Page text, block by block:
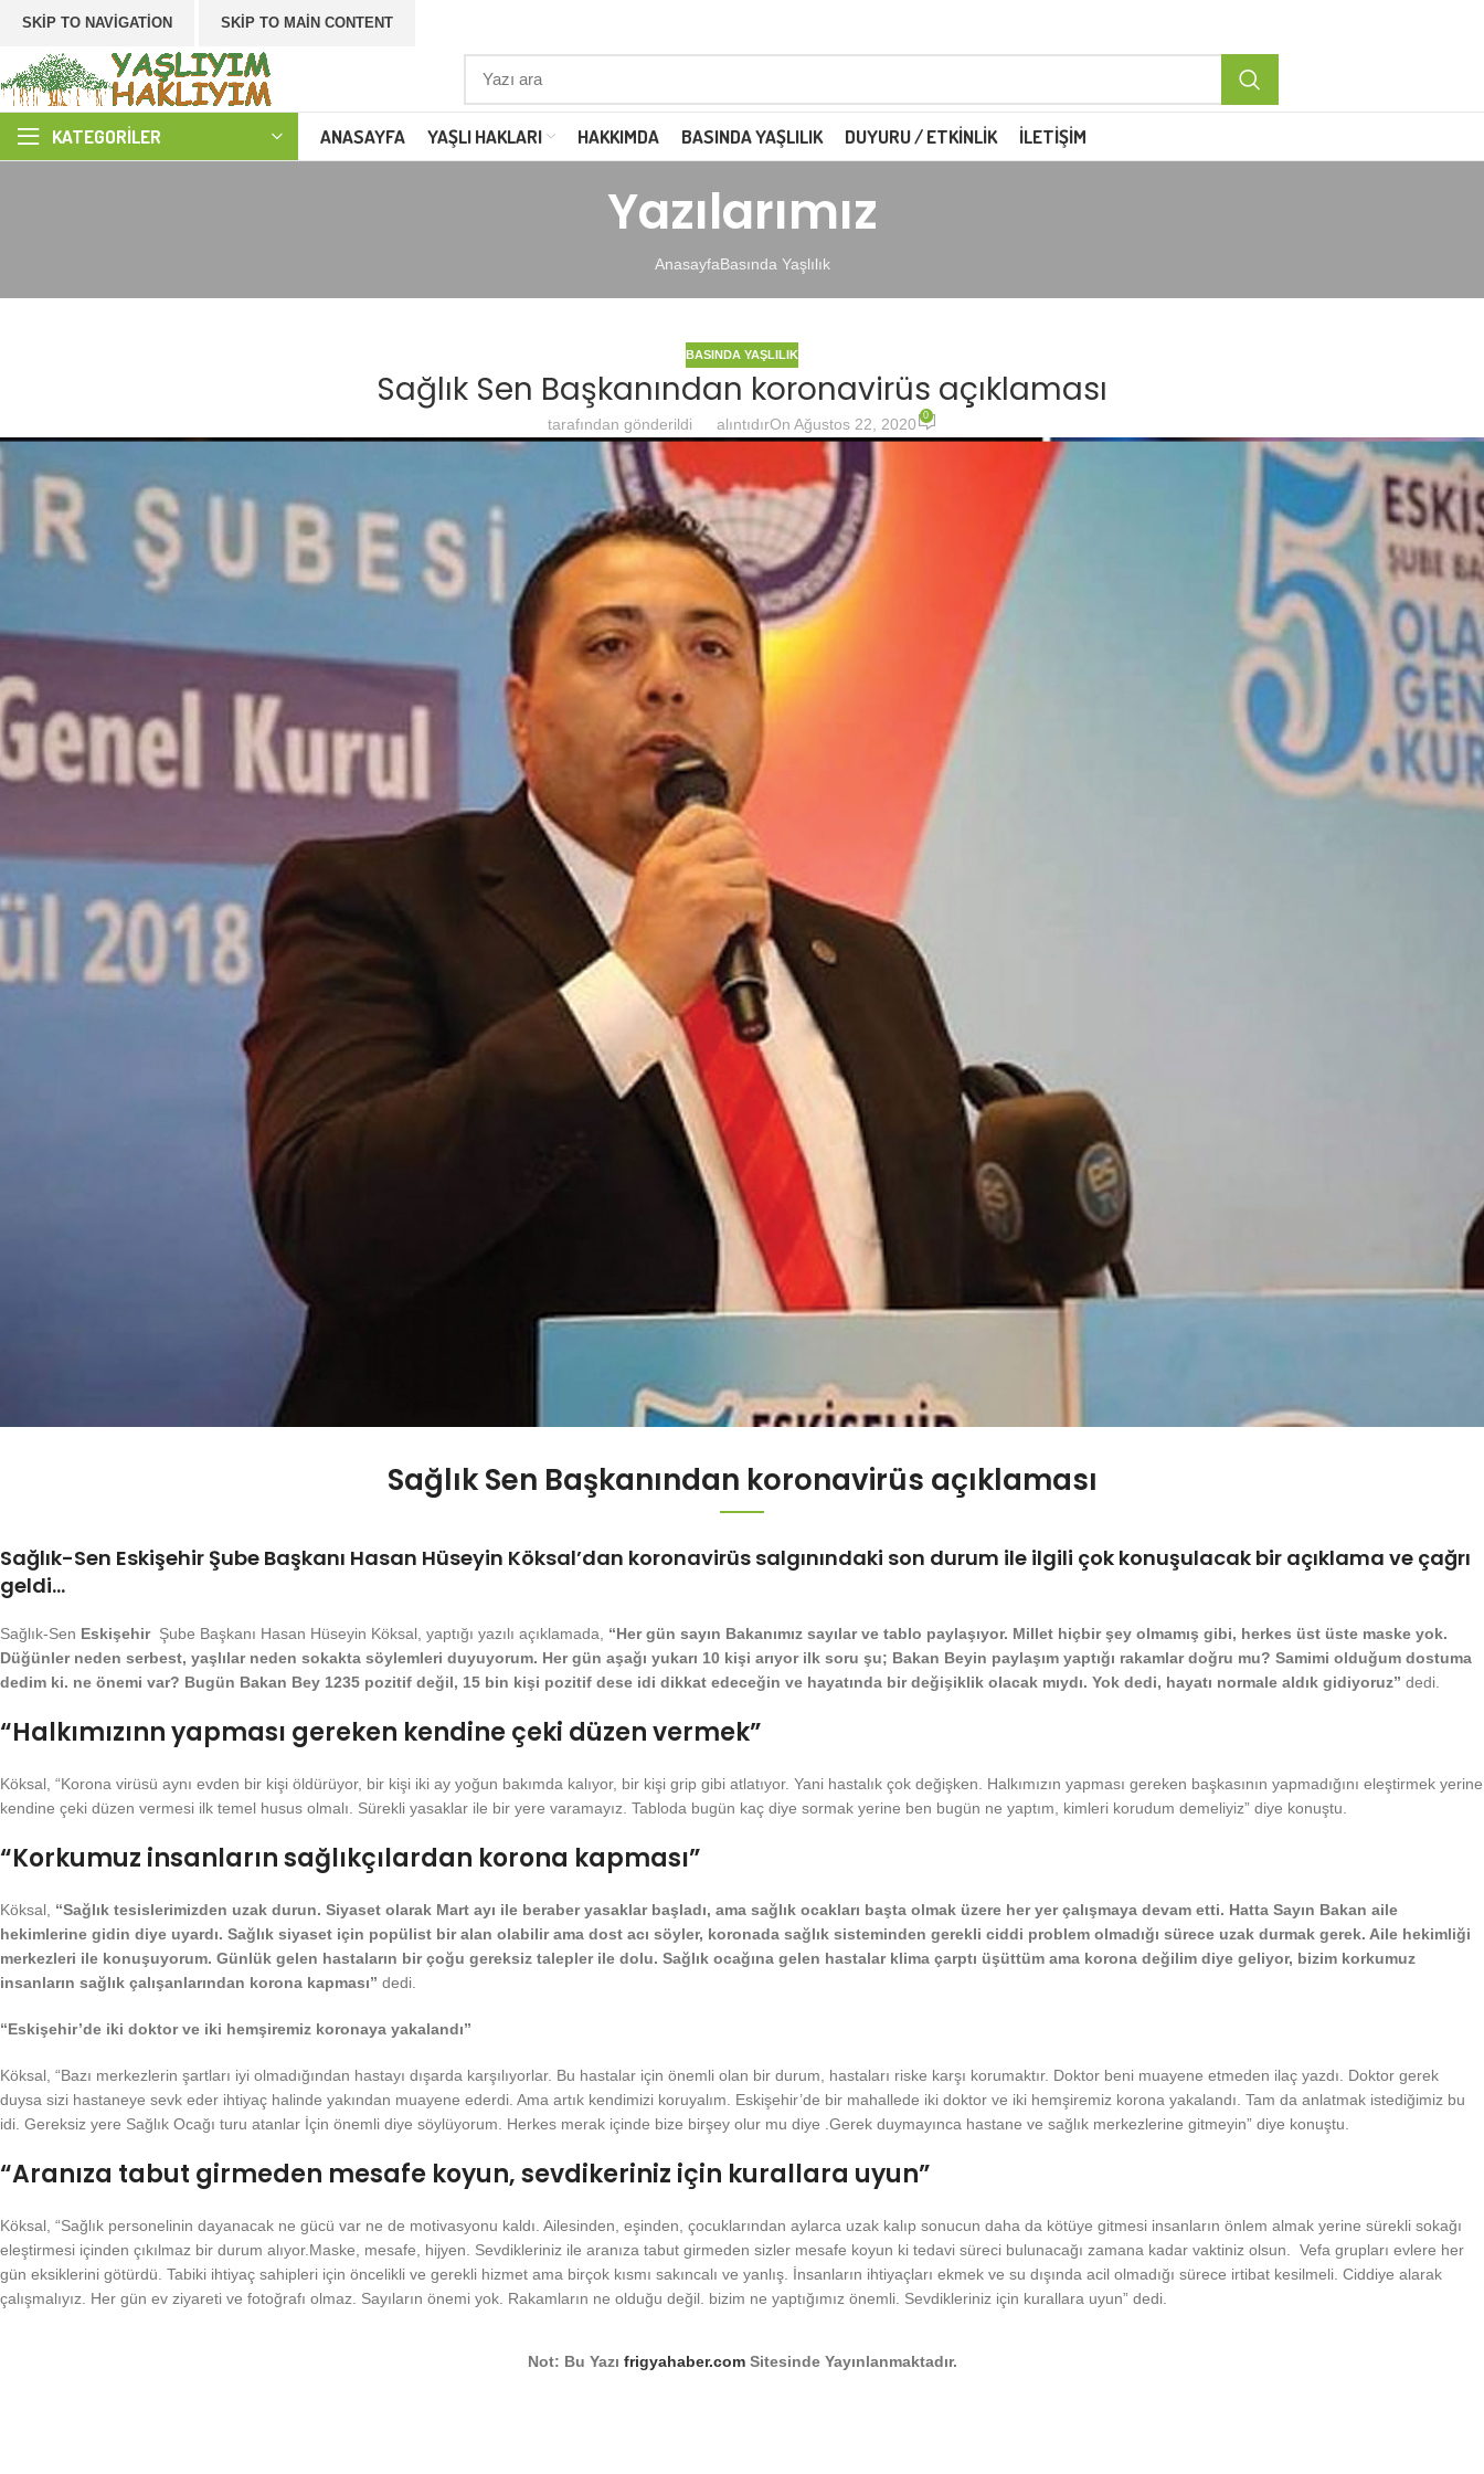
SKIP TO NAVIGATION SKIP TO MAIN CONTENT
KATEGORILER ANASAYFA YAŞLI HAKLARI HAKKIMDA BASINDA YAŞLILIK DUYURU / ETKINLIK İLETIŞIM
Yazılarımız
AnasayfaBasında Yaşlılık
BASINDA YAŞLILIK
Sağlık Sen Başkanından koronavirüs açıklaması
tarafından gönderildi alıntıdırOn Ağustos 22, 2020 0
Sağlık Sen Başkanından koronavirüs açıklaması
Sağlık-Sen Eskişehir Şube Başkanı Hasan Hüseyin Köksal’dan koronavirüs salgınındaki son durum ile ilgili çok konuşulacak bir açıklama ve çağrı
geldi…
Sağlık-Sen EskişehirŞube Başkanı Hasan Hüseyin Köksal, yaptığı yazılı açıklamada,
“Her gün sayın Bakanımız sayılar ve tablo paylaşıyor. Millet hiçbir şey olmamış gibi, herkes üst üste maske yok.
Düğünler neden serbest, yaşlılar neden sokakta söylemleri duyuyorum. Her gün aşağı yukarı 10 kişi arıyor ilk soru şu; Bakan Beyin paylaşım yaptığı rakamlar doğru mu? Samimi olduğum dostuma
dedim ki. ne önemi var? Bugün Bakan Bey 1235 pozitif değil, 15 bin kişi pozitif dese idi dikkat edeceğin ve hayatında bir değişiklik olacak mıydı. Yok dedi, hayatı normale aldık gidiyoruz” dedi.
“Halkımızınn yapması gereken kendine çeki düzen vermek”
Köksal, “Korona virüsü aynı evden bir kişi öldürüyor, bir kişi iki ay yoğun bakımda kalıyor, bir kişi grip gibi atlatıyor. Yani hastalık çok değişken. Halkımızın yapması gereken başkasının yapmadığını eleştirmek yerine
kendine çeki düzen vermesi ilk temel husus olmalı. Sürekli yasaklar ile bir yere varamayız. Tabloda bugün kaç diye sormak yerine ben bugün ne yaptım, kimleri korudum demeliyiz” diye konuştu.
“Korkumuz insanların sağlıkçılardan korona kapması”
Köksal, “Sağlık tesislerimizden uzak durun. Siyaset olarak Mart ayı ile beraber yasaklar başladı, ama sağlık ocakları başta olmak üzere her yer çalışmaya devam etti. Hatta Sayın Bakan aile
hekimlerine gidin diye uyardı. Sağlık siyaset için popülist bir alan olabilir ama dost acı söyler, koronada sağlık sisteminden gerekli ciddi problem olmadığı sürece uzak durmak gerek. Aile hekimliği
merkezleri ile konuşuyorum. Günlük gelen hastaların bir çoğu gereksiz talepler ile dolu. Sağlık ocağına gelen hastalar klima çarptı üşüttüm ama korona değilim diye geliyor, bizim korkumuz
insanların sağlık çalışanlarından korona kapması” dedi.
“Eskişehir’de iki doktor ve iki hemşiremiz koronaya yakalandı”
Köksal, “Bazı merkezlerin şartları iyi olmadığından hastayı dışarda karşılıyorlar. Bu hastalar için önemli olan bir durum, hastaları riske karşı korumaktır. Doktor beni muayene etmeden ilaç yazdı. Doktor gerek
duysa sizi hastaneye sevk eder ihtiyaç halinde yakından muayene ederdi. Ama artık kendimizi koruyalım. Eskişehir’de bir mahallede iki doktor ve iki hemşiremiz korona yakalandı. Tam da anlatmak istediğimiz bu
idi. Gereksiz yere Sağlık Ocağı turu atanlar İçin önemli diye söylüyorum. Herkes merak içinde bize birşey olur mu diye .Gerek duymayınca hastane ve sağlık merkezlerine gitmeyin” diye konuştu.
“Aranıza tabut girmeden mesafe koyun, sevdikeriniz için kurallara uyun”
Köksal, “Sağlık personelinin dayanacak ne gücü var ne de motivasyonu kaldı. Ailesinden, eşinden, çocuklarından aylarca uzak kalıp sonucun daha da kötüye gitmesi insanların önlem almak yerine sürekli sokağı
eleştirmesi içinden çıkılmaz bir durum alıyor.Maske, mesafe, hijyen. Sevdikleriniz ile aranıza tabut girmeden sizler mesafe koyun ki tedavi süreci bulunacağı zamana kadar vaktiniz olsun. Vefa grupları evlere her
gün eksiklerini götürdü. Tabiki ihtiyaç sahipleri için öncelikli ve gerekli hizmet ama birçok kısmı sakıncalı ve yanlış. İnsanların ihtiyaçları ekmek ve su dışında acil olmadığı sürece irtibat kesilmeli. Ciddiye alarak
çalışmalıyız. Her gün ev ziyareti ve fotoğrafı olmaz. Sayıların önemi yok. Rakamların ne olduğu değil. bizim ne yaptığımız önemli. Sevdikleriniz için kurallara uyun” dedi.
Not: Bu Yazı frigyahaber.comSitesinde Yayınlanmaktadır.